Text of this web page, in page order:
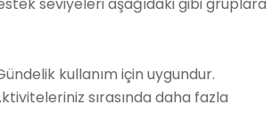
kullanım için uygundur.
sırasında daha fazla